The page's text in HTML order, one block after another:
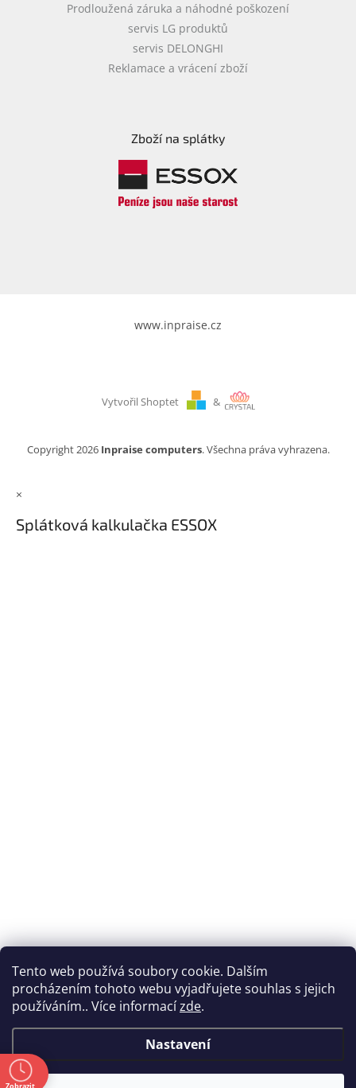
Tento web používá soubory cookie. Dalším
procházením tohoto webu vyjadřujete souhlas s jejich
používáním.. Více informacízde.
Nastavení
Prodloužená záruka a náhodné poškození
servis LG produktů
servis DELONGHI
Reklamace a vrácení zboží
Zboží na splátky
www.inpraise.cz
Vytvořil Shoptet &
Copyright 2026 Inpraise computers. Všechna práva vyhrazena.
×
Splátková kalkulačka ESSOX